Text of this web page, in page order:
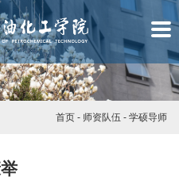
首页 - 师资队伍 - 学硕导师